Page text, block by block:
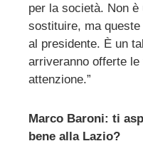
per la società. Non
sostituire, ma
al presidente. È un
arriveranno offerte
attenzione.”
Marco Baroni: ti
bene alla Lazio?